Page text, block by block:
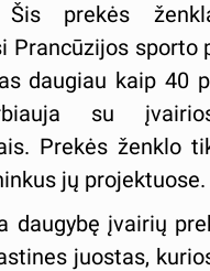
Šis prekės
Prancūzijos sporto
daugiau kaip 40
su
Prekės ženklo
jų projektuose.
daugybę įvairių
juostas,